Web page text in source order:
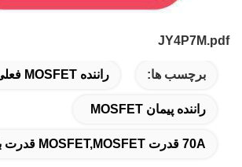
JY4P7M.pdf
برچسب ها: راننده MOSFET فعلی بالا
راننده پیمان MOSFET
70A قدرت MOSFET,MOSFET قدرت بار جریان بالا,JY4P7M قدرت MOSFET